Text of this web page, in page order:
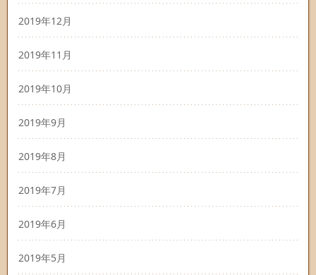
2019年12月
2019年11月
2019年10月
2019年9月
2019年8月
2019年7月
2019年6月
2019年5月